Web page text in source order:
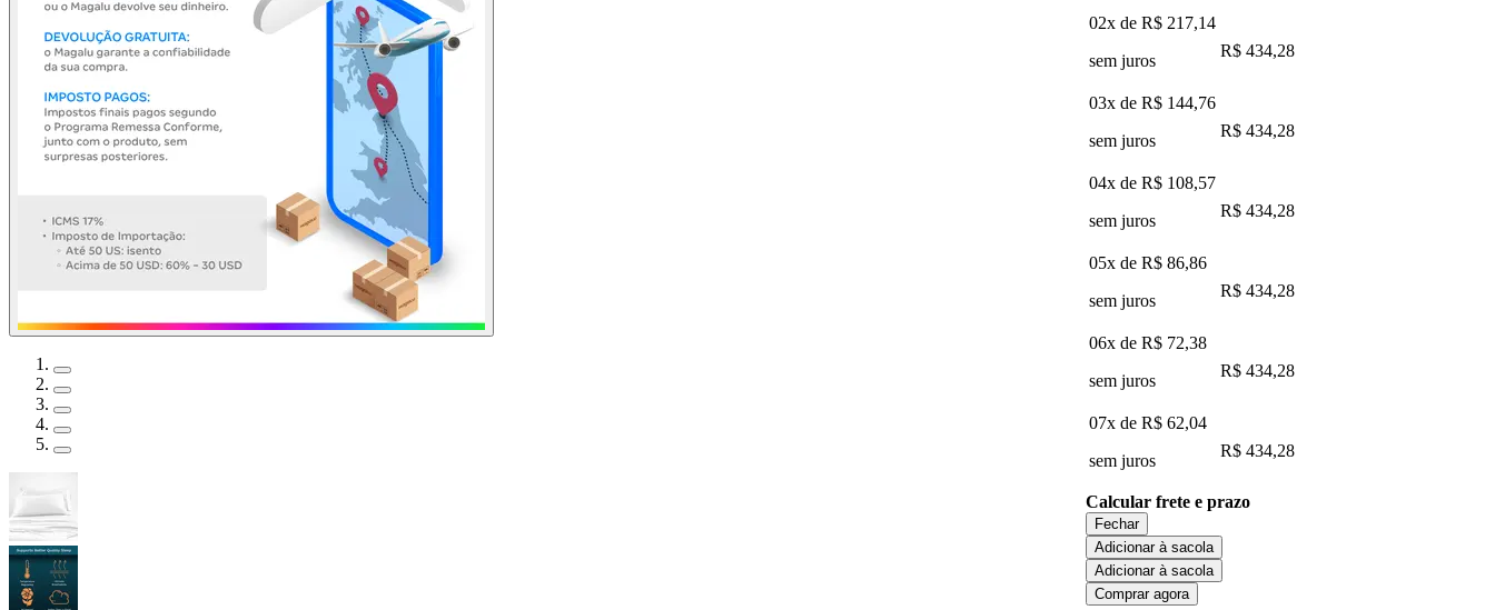
02x de R$ 217,14
sem juros
R$ 434,28
03x de R$ 144,76
sem juros
R$ 434,28
04x de R$ 108,57
sem juros
R$ 434,28
05x de R$ 86,86
sem juros
R$ 434,28
06x de R$ 72,38
sem juros
R$ 434,28
07x de R$ 62,04
sem juros
R$ 434,28
Calcular frete e prazo
Fechar
Adicionar à sacola
Adicionar à sacola
Comprar agora